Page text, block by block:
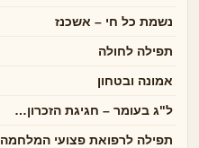
נשמת כל חי – אשכנז
תפילה לחולה
אמונה ובטחון
ל"ג בעומר – חגיגת הזכרון…
תפילה לרפואת פצועי המלחמה